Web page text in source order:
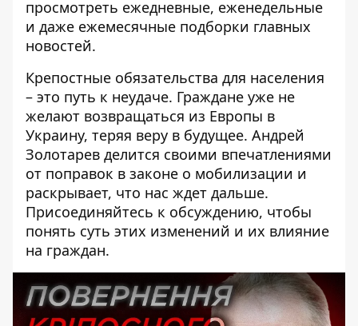
просмотреть ежедневные, еженедельные
и даже ежемесячные подборки главных
новостей.
Крепостные обязательства для населения
– это путь к неудаче. Граждане уже не
желают возвращаться из Европы в
Украину, теряя веру в будущее. Андрей
Золотарев делится своими впечатлениями
от поправок в законе о мобилизации и
раскрывает, что нас ждет дальше.
Присоединяйтесь к обсуждению, чтобы
понять суть этих изменений и их влияние
на граждан.